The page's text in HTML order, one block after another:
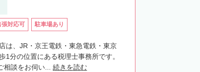
張対応可 駐車場あり
は、JR・京王電鉄・東急電鉄・東京
1分の位置にある税理士事務所です。
相談をお伺い... 続きを読む